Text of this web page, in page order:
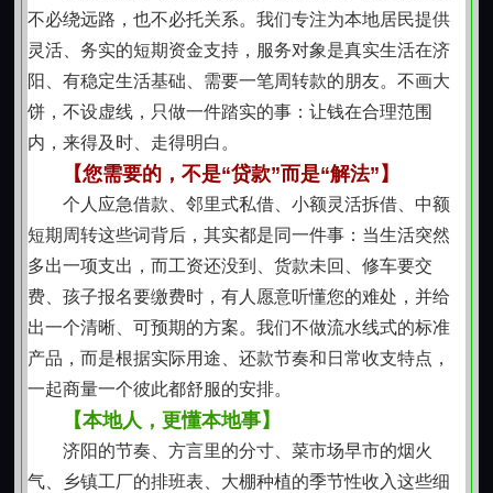
况与还款能力，共同维护良性互动的基础。
重视持续沟通与合理调整空间
资金使用过程中若遇临时变动，如收入到账延迟、
家庭事务临时占用现金流等，可提前沟通协商。我们理
解生活存在不确定性，在合规前提下，为确有困难者提
供适度协调可能，而非简单执行刚性条款。这种弹性并
非降低要求，而是基于对真实生活复杂性的尊重。
坚持本地化服务逻辑
不同于跨区域远程操作模式，我们的协作过程更强
调面对面交流与实地了解。通过多次短时接触，逐步建
立对申请人生活状态的直观认知，使资金支持更贴近其
真实节奏。这种扎根于社区的服务逻辑，让每一次协助
都更具温度与针对性。
回归资金支持的本质意义
贷款不是目的，而是缓解阶段压力、保障基本运
转、争取调整时间的一种工具。我们始终提醒申请人理
不必绕远路，也不必托关系。我们专注为本地居民提供
灵活、务实的短期资金支持，服务对象是真实生活在济
阳、有稳定生活基础、需要一笔周转款的朋友。不画大
饼，不设虚线，只做一件踏实的事：让钱在合理范围
内，来得及时、走得明白。
【您需要的，不是“贷款”而是“解法”】
个人应急借款、邻里式私借、小额灵活拆借、中额
短期周转这些词背后，其实都是同一件事：当生活突然
多出一项支出，而工资还没到、货款未回、修车要交
费、孩子报名要缴费时，有人愿意听懂您的难处，并给
出一个清晰、可预期的方案。我们不做流水线式的标准
产品，而是根据实际用途、还款节奏和日常收支特点，
一起商量一个彼此都舒服的安排。
【本地人，更懂本地事】
济阳的节奏、方言里的分寸、菜市场早市的烟火
气、乡镇工厂的排班表、大棚种植的季节性收入这些细